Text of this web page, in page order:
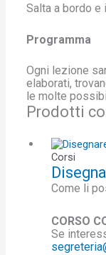
Salta a bordo e
Programma
Ogni lezione
elaborati,
le molte
Prodotti
Corsi
Come li
CORSO
Se